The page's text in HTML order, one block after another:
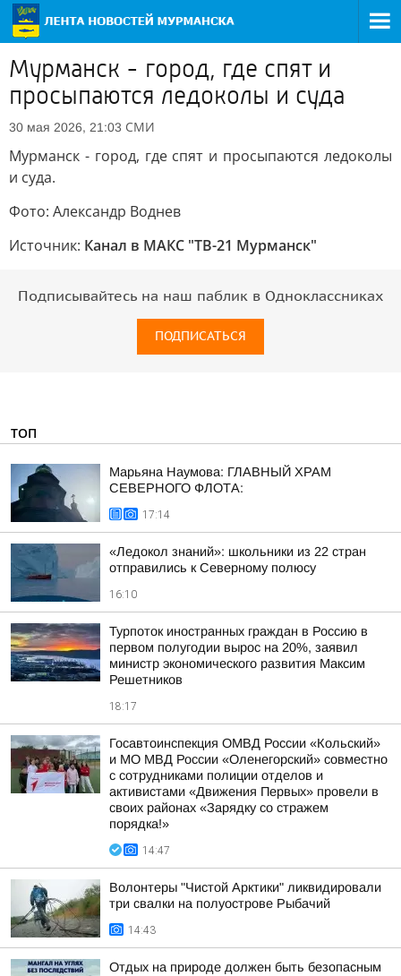
Мурманск - город, где спят и
просыпаются ледоколы и суда
30 мая 2026, 21:03 СМИ
Мурманск - город, где спят и просыпаются ледоколы
и суда.
Фото: Александр Воднев
Источник: Канал в МАКС "ТВ-21 Мурманск"
Подписывайтесь на наш паблик в Одноклассниках
ПОДПИСАТЬСЯ
ТОП
Марьяна Наумова: ГЛАВНЫЙ ХРАМ
СЕВЕРНОГО ФЛОТА:
17:14
«Ледокол знаний»: школьники из 22 стран
отправились к Северному полюсу
16:10
Турпоток иностранных граждан в Россию в
первом полугодии вырос на 20%, заявил
министр экономического развития Максим
Решетников
18:17
Госавтоинспекция ОМВД России «Кольский»
и МО МВД России «Оленегорский» совместно
с сотрудниками полиции отделов и
активистами «Движения Первых» провели в
своих районах «Зарядку со стражем
порядка!»
14:47
Волонтеры "Чистой Арктики" ликвидировали
три свалки на полуострове Рыбачий
14:43
Отдых на природе должен быть безопасным